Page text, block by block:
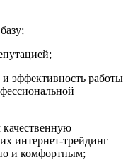
и эффективность работы
качественную
интернет-трейдинг
и комфортным;